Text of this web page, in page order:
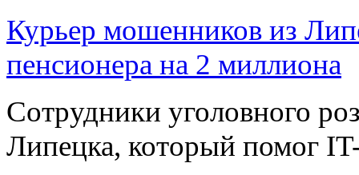
Курьер мошенников из
пенсионера на 2 миллиона
Сотрудники уголовного
Липецка, который помог